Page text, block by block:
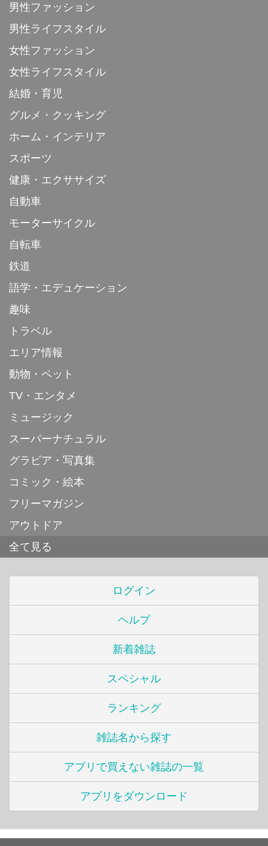
男性ファッション
男性ライフスタイル
女性ファッション
女性ライフスタイル
結婚・育児
グルメ・クッキング
ホーム・インテリア
スポーツ
健康・エクササイズ
自動車
モーターサイクル
自転車
鉄道
語学・エデュケーション
趣味
トラベル
エリア情報
動物・ペット
TV・エンタメ
ミュージック
スーパーナチュラル
グラビア・写真集
コミック・絵本
フリーマガジン
アウトドア
全て見る
ログイン
ヘルプ
新着雑誌
スペシャル
ランキング
雑誌名から探す
アプリで買えない雑誌の一覧
アプリをダウンロード